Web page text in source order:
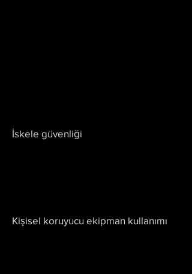
İskele güvenliği
Kişisel koruyucu ekipman kullanımı